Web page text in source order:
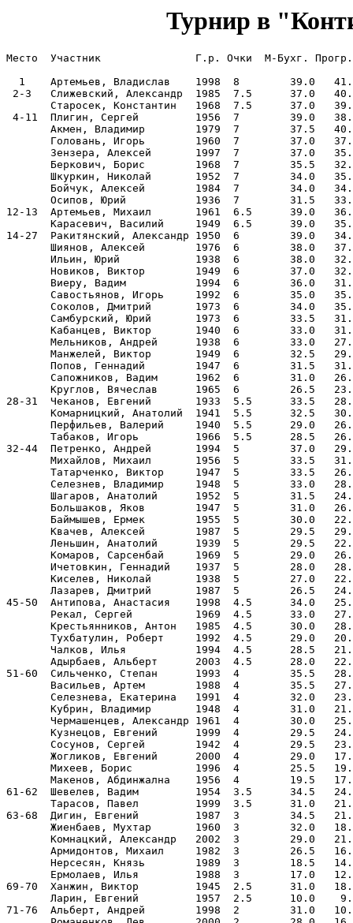
Турнир в
Место  Участник               Г.р. Очки  M-Бухг. Прогр.
1    Артемьев, Владислав    1998  8        39.0
2-3   Слижевский, Александр  1985  7.5      37.0
Старосек, Константин   1968  7.5      37.0
4-11  Плигин, Сергей         1956  7        39.0
Акмен, Владимир        1979  7        37.5
Головань, Игорь        1960  7        37.0
Зензера, Алексей       1997  7        37.0
Беркович, Борис        1968  7        35.5
Шкуркин, Николай       1952  7        34.0
Бойчук, Алексей        1984  7        34.0
Осипов, Юрий           1936  7        31.5
12-13  Артемьев, Михаил       1961  6.5      39.0
Карасевич, Василий     1949  6.5      39.0
14-27  Ракитянский, Александр 1950  6        39.0
Шиянов, Алексей        1976  6        38.0
Ильин, Юрий            1938  6        38.0
Новиков, Виктор        1949  6        37.0
Виеру, Вадим           1994  6        36.0
Савостьянов, Игорь     1992  6        35.0
Соколов, Дмитрий       1973  6        34.0
Самбурский, Юрий       1973  6        33.5
Кабанцев, Виктор       1940  6        33.0
Мельников, Андрей      1938  6        33.0
Манжелей, Виктор       1949  6        32.5
Попов, Геннадий        1947  6        31.5
Сапожников, Вадим      1962  6        31.0
Круглов, Вячеслав      1965  6        26.5
28-31  Чеканов, Евгений       1933  5.5      33.5
Комарницкий, Анатолий  1941  5.5      32.5
Перфильев, Валерий     1940  5.5      29.0
Табаков, Игорь         1966  5.5      28.5
32-44  Петренко, Андрей       1994  5        37.0
Михайлов, Михаил       1956  5        33.5
Татарченко, Виктор     1947  5        33.5
Селезнев, Владимир     1948  5        33.0
Шагаров, Анатолий      1952  5        31.5
Большаков, Яков        1947  5        31.0
Баймышев, Ермек        1955  5        30.0
Квачев, Алексей        1987  5        29.5
Леньшин, Анатолий      1939  5        29.5
Комаров, Сарсенбай     1969  5        29.0
Ичетовкин, Геннадий    1937  5        28.0
Киселев, Николай       1938  5        27.0
Лазарев, Дмитрий       1987  5        26.5
45-50  Антипова, Анастасия    1998  4.5      34.0
Рекал, Сергей          1969  4.5      33.0
Крестьянников, Антон   1985  4.5      30.0
Тухбатулин, Роберт     1992  4.5      29.0
Чалков, Илья           1994  4.5      28.5
Адырбаев, Альберт      2003  4.5      28.0
51-60  Сильченко, Степан      1993  4        35.5
Васильев, Артем        1988  4        35.5
Селезнева, Екатерина   1991  4        32.0
Кубрин, Владимир       1948  4        31.0
Чермашенцев, Александр 1961  4        30.0
Кузнецов, Евгений      1999  4        29.5
Сосунов, Сергей        1942  4        29.5
Жогликов, Евгений      2000  4        29.0
Михеев, Борис          1996  4        25.5
Макенов, Абдинжална    1956  4        19.5
61-62  Шевелев, Вадим         1954  3.5      34.5
Тарасов, Павел         1999  3.5      31.0
63-68  Дигин, Евгений         1987  3        34.5
Жиенбаев, Мухтар       1960  3        32.0
Комнацкий, Александр   2002  3        29.0
Армидонтов, Михаил     1982  3        26.5
Нерсесян, Князь        1989  3        18.5
Ермолаев, Илья         1988  3        17.0
69-70  Ханжин, Виктор         1945  2.5      31.0
Ларин, Евгений         1957  2.5      10.0
71-76  Альберт, Андрей        1998  2        31.0